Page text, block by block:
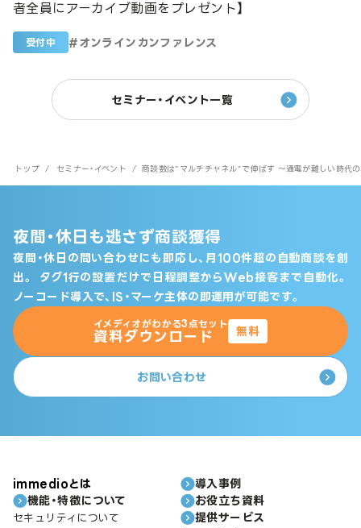
者全員にアーカイブ動画をプレゼント】
受付中 # オンラインカンファレンス
セミナー・イベント一覧
トップ / セミナー・イベント / 商談数は”マルチチャネル”で伸ばす 〜通電が難しい時代
夜間・休日も逃さず商談獲得
夜間・休日の問い合わせにも即応し、月100件超の自動商談を創
出。
タグ1行の設置だけで日程調整からWeb接客まで自動化。
ノーコード導入で、IS・マーケ主体の即運用が可能です。
イメディオがわかる3点セット
資料ダウンロード 無料
お問い合わせ
immedioとは
機能・特徴について
セキュリティについて
導入事例
お役立ち資料
提供サービス